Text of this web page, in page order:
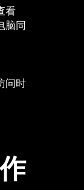
看
脑同
问时